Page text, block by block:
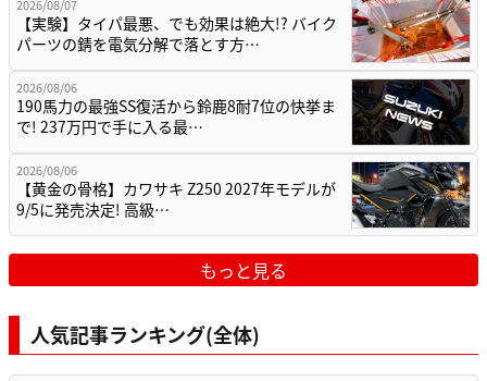
2026/08/07
【実験】タイパ最悪、でも効果は絶大!? バイク
パーツの錆を電気分解で落とす方…
2026/08/06
190馬力の最強SS復活から鈴鹿8耐7位の快挙ま
で! 237万円で手に入る最…
2026/08/06
【黄金の骨格】カワサキ Z250 2027年モデルが
9/5に発売決定! 高級…
もっと見る
人気記事ランキング(全体)